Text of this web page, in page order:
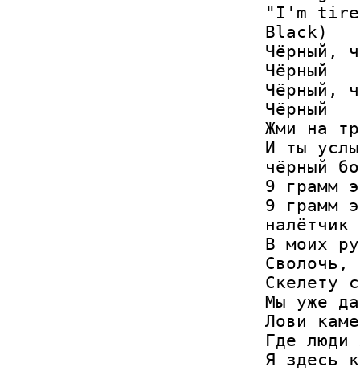
"I'm
Black)
Чёрный,
Чёрный
Чёрный,
Чёрный
Жми на
И ты
чёрный
9 грамм
9 грамм
налётчик
В моих
Сволочь,
Скелету
Мы уже
Лови
Где люди
Я здесь